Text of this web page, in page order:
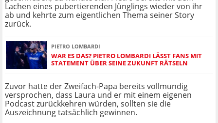
Lachen eines pubertierenden Jünglings wieder von ihr
ab und kehrte zum eigentlichen Thema seiner Story
zurück.
PIETRO LOMBARDI
WAR ES DAS? PIETRO LOMBARDI LÄSST FANS MIT
STATEMENT ÜBER SEINE ZUKUNFT RÄTSELN
Zuvor hatte der Zweifach-Papa bereits vollmundig
versprochen, dass Laura und er mit einem eigenen
Podcast zurückkehren würden, sollten sie die
Auszeichnung tatsächlich gewinnen.